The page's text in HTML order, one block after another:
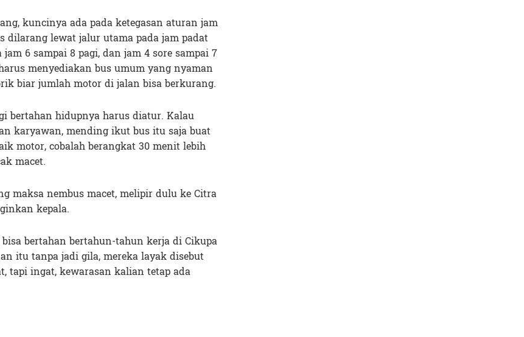
kuncinya ada pada ketegasan aturan jam
lewat jalur utama pada jam padat
6 sampai 8 pagi, dan jam 4 sore sampai 7
menyediakan bus umum yang nyaman
biar jumlah motor di jalan bisa berkurang.
bertahan hidupnya harus diatur. Kalau
karyawan, mending ikut bus itu saja buat
motor, cobalah berangkat 30 menit lebih
macet.
maksa nembus macet, melipir dulu ke Citra
kepala.
bertahan bertahun-tahun kerja di Cikupa
itu tanpa jadi gila, mereka layak disebut
tapi ingat, kewarasan kalian tetap ada